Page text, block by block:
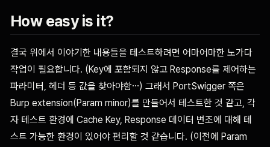
How easy is it?
결국 위에서 이야기한 내용들을 테스트하려면 어마어마한 노가다
작업이 필요합니다. (Key에 포함되지 않고 Response를 제어하는
파라미터, 헤더 등 값을 찾아야함…) 그래서 PortSwigger 쪽은
Burp extension(Param minor)를 만들어서 테스트한 것 같고, 각
자 테스트 환경에 Cache Key, Response 데이터 변조에 대해 테
스트 가능한 환경이 있어야 편리할 것 같습니다. (이전에 Param